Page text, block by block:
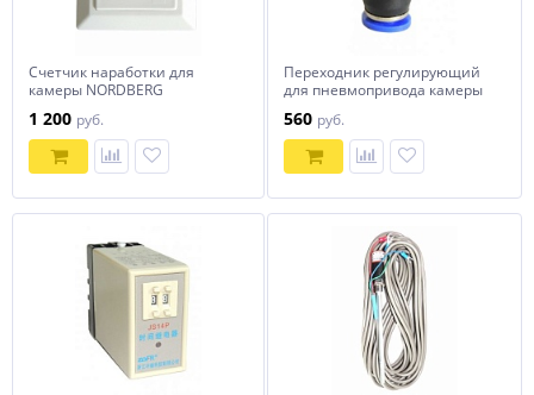
Счетчик наработки для
камеры NORDBERG
1 200 руб.
Переходник регулирующий
для пневмопривода камеры
560 руб.